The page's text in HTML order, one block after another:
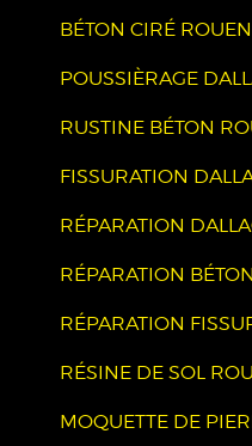
BÉTON CIRÉ ROUEN
POUSSIÈRAGE
RUSTINE BÉTON
FISSURATION
RÉPARATION
RÉPARATION
RÉPARATION
RÉSINE DE SOL
MOQUETTE DE